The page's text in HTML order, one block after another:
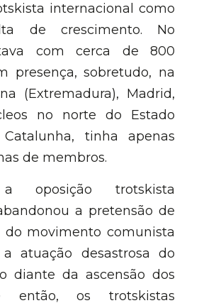
internacional como
de crescimento. No
com cerca de 800
presença, sobretudo, na
(Extremadura), Madrid,
no norte do Estado
tinha apenas
de membros.
oposição trotskista
a pretensão de
do movimento comunista
a atuação desastrosa do
diante da ascensão dos
então, os trotskistas